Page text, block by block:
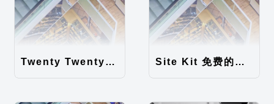
Twenty Twenty-Five 免费的WordPress内容主题 Site Kit 免费的WordPress数据统计插件